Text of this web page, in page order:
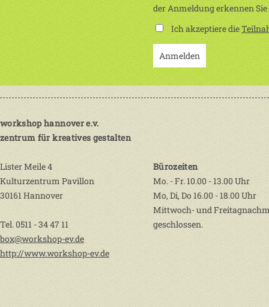
der Anmeldung erkennen
Ich akzeptiere die
Anmelden
workshop hannover e.v.
zentrum für kreatives gestalten
Lister Meile 4
Kulturzentrum Pavillon
30161 Hannover
Tel. 0511 - 34 47 11
box@workshop-ev.de
http://www.workshop-ev.de
Bürozeiten
Mo. - Fr. 10.00 - 13.00 Uhr
Mo, Di, Do 16.00 - 18.00 Uhr
Mittwoch- und
geschlossen.